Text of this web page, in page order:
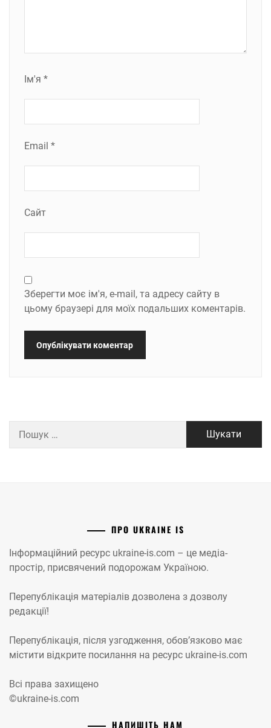
Ім'я *
Email *
Сайт
Зберегти моє ім'я, e-mail, та адресу сайту в
цьому браузері для моїх подальших коментарів.
ПРО UKRAINE IS
Інформаційний ресурс ukraine-is.com – це медіа-
простір, присвячений подорожам Україною.
Перепублікація матеріалів дозволена з дозволу
редакції!
Перепублікація, після узгодження, обов’язково має
містити відкрите посилання на ресурс ukraine-is.com
Всі права захищено
©ukraine-is.com
НАПИШІТЬ НАМ